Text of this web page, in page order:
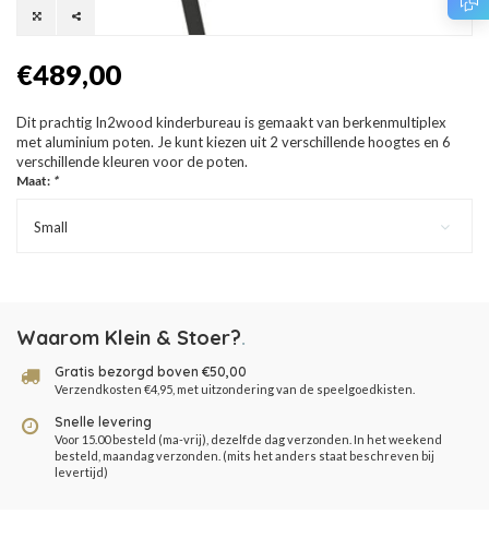
€489,00
Dit prachtig In2wood kinderbureau is gemaakt van berkenmultiplex
met aluminium poten. Je kunt kiezen uit 2 verschillende hoogtes en 6
verschillende kleuren voor de poten.
Maat: *
Small
Waarom Klein & Stoer?.
Gratis bezorgd boven €50,00
Verzendkosten €4,95, met uitzondering van de speelgoedkisten.
Snelle levering
Voor 15.00 besteld (ma-vrij), dezelfde dag verzonden. In het weekend
besteld, maandag verzonden. (mits het anders staat beschreven bij
levertijd)